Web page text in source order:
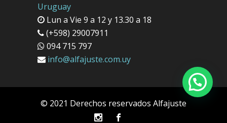
Uruguay
Lun a Vie 9 a 12 y 13.30 a 18
(+598) 29007911
094 715 797
info@alfajuste.com.uy
© 2021 Derechos reservados Alfajuste